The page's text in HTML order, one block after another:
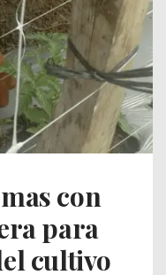
con
para
cultivo